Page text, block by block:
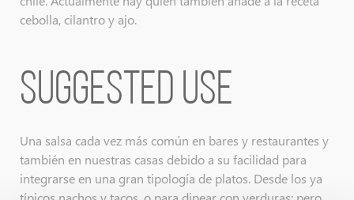
cebolla, cilantro y ajo.
Suggested use
Una salsa cada vez más común en bares y restaurantes y
también en nuestras casas debido a su facilidad para
integrarse en una gran tipología de platos. Desde los ya